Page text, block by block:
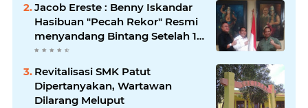
Jacob Ereste : Benny Iskandar
Hasibuan "Pecah Rekor" Resmi
menyandang Bintang Setelah 14
Tahun Ngejokrok Berpangjat
Kombes
Revitalisasi SMK Patut
Dipertanyakan, Wartawan
Dilarang Meluput